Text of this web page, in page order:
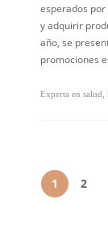
esperados
y adquirir
año, se
promociones
Experta en salud,
1 2